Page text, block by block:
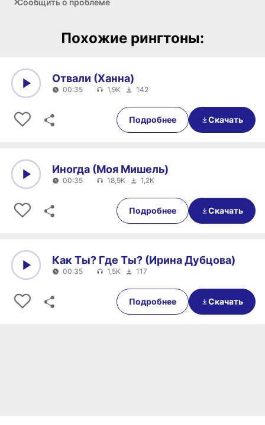
Похожие рингтоны:
00:35
Отвали (Ханна)
00:35 1,9K 142
Подробнее Скачать
00:35
Иногда (Моя Мишель)
00:35 18,9K 1,2K
Подробнее Скачать
00:35
Как Ты? Где Ты? (Ирина Дубцова)
00:35 1,5K 117
Подробнее Скачать